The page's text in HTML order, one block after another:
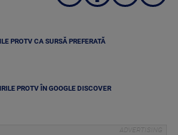
PROTV CA SURSĂ PREFERATĂ
PROTV ÎN GOOGLE DISCOVER